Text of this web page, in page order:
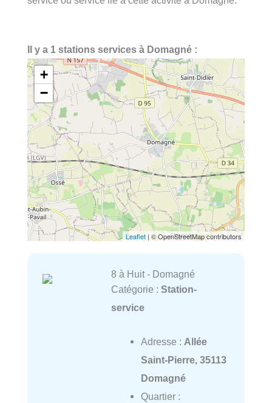
Il y a 1 stations services à Domagné :
+
−
Leaflet | © OpenStreetMap contributors
8 à Huit - Domagné
Catégorie : Station-
service
Adresse : Allée
Saint-Pierre, 35113
Domagné
Quartier :